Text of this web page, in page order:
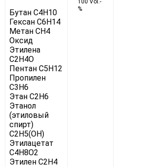
Бутан C4H10
Гексан C6H14
Метан CH4
Оксид
Этилена
С2H4O
Пентан C5H12
Пропилен
C3H6
Этан C2H6
Этанол
(этиловый
спирт)
C2H5(OH)
Этилацетат
C4H8O2
Этилен С2H4
%